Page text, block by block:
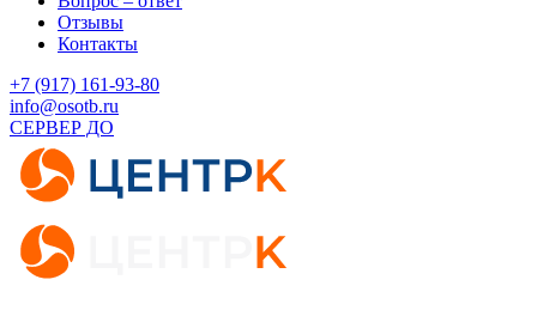
Отзывы
Контакты
‭+7 (917) 161-93-80‬
info@osotb.ru
СЕРВЕР ДО